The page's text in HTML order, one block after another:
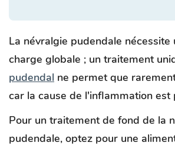
La névralgie pudendale nécessite
charge globale ; un traitement
pudendal ne permet que
car la cause de l'inflammation est
Pour un traitement de fond de la
pudendale, optez pour une